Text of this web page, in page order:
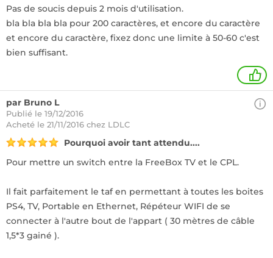
Pas de soucis depuis 2 mois d'utilisation.
bla bla bla bla pour 200 caractères, et encore du caractère
et encore du caractère, fixez donc une limite à 50-60 c'est
bien suffisant.
1
par Bruno L
Publié le 19/12/2016
Acheté le 21/11/2016 chez LDLC
Pourquoi avoir tant attendu....
Pour mettre un switch entre la FreeBox TV et le CPL.
Il fait parfaitement le taf en permettant à toutes les boites
PS4, TV, Portable en Ethernet, Répéteur WIFI de se
connecter à l'autre bout de l'appart ( 30 mètres de câble
1,5*3 gainé ).